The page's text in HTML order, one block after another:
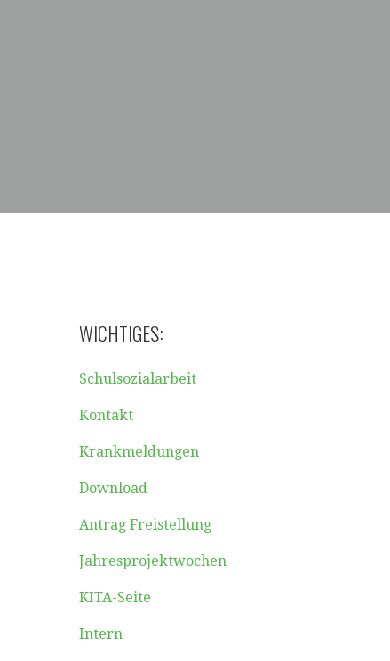
WICHTIGES:
Schulsozialarbeit
Kontakt
Krankmeldungen
Download
Antrag Freistellung
Jahresprojektwochen
KITA-Seite
Intern